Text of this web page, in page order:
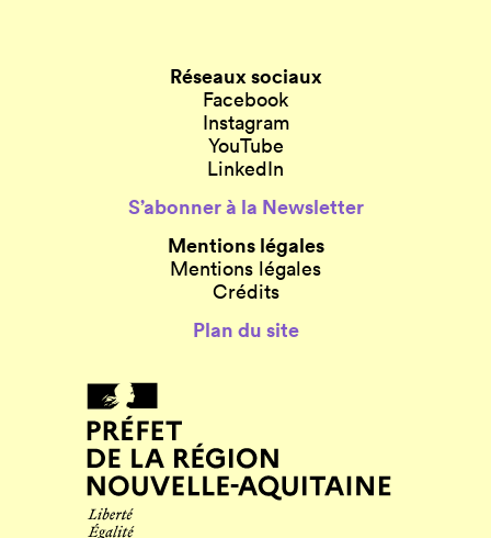
Réseaux sociaux
Facebook
Instagram
YouTube
LinkedIn
S’abonner à la Newsletter
Mentions légales
Mentions légales
Crédits
Plan du site